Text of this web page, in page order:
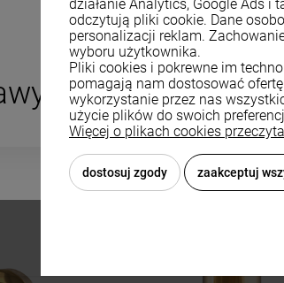
Cena nie zawiera ewentualnych kosztów
płatności
działanie Analytics, Google Ads i
odczytują pliki cookie. Dane
personalizacji reklam.
wyboru użytkownika.
Pliki cookies i pokrewne im
pomagają nam dostosować
wykorzystanie przez nas
użycie plików do swoich
Więcej o plikach cookies
dostosuj zgody zaakceptuj